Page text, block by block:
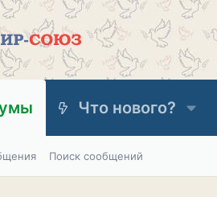
Что нового?
Поиск сообщений